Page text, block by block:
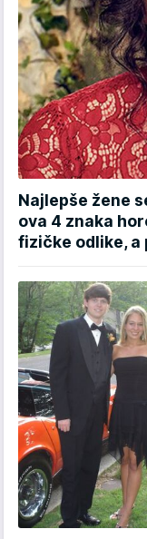
Najlepše žene
ova 4 znaka
fizičke odlike, a